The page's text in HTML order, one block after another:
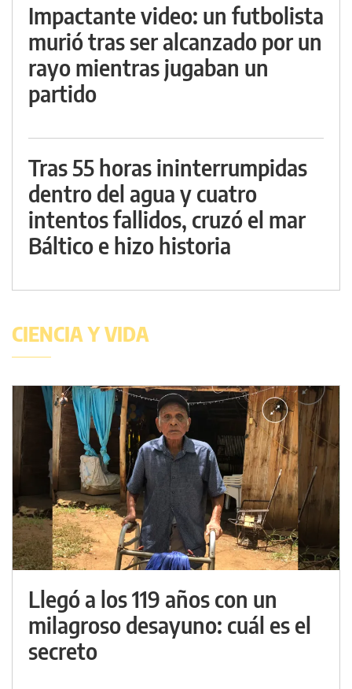
Impactante video: un futbolista
murió tras ser alcanzado por un
rayo mientras jugaban un
partido
Tras 55 horas ininterrumpidas
dentro del agua y cuatro
intentos fallidos, cruzó el mar
Báltico e hizo historia
CIENCIA Y VIDA
Llegó a los 119 años con un
milagroso desayuno: cuál es el
secreto